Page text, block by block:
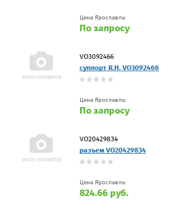
Цена Ярославль:
По запросу
VO3092466
суппорт R.H. VO3092466
Цена Ярославль:
По запросу
VO20429834
разъем VO20429834
Цена Ярославль:
824.66 руб.